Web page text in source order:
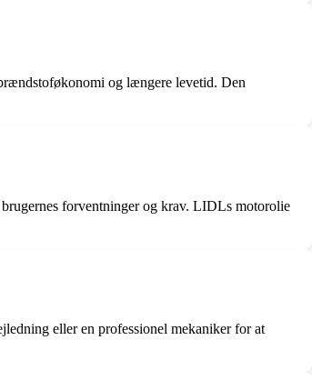
og længere levetid. Den
forventninger og krav. LIDLs motorolie
eller en professionel mekaniker for at